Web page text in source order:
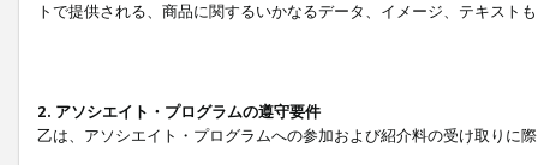
トで提供される、商品に関するいかなるデータ、イメージ、テキス
2. アソシエイト・プログラムの遵守要件
乙は、アソシエイト・プログラムへの参加および紹介料の受け取りに